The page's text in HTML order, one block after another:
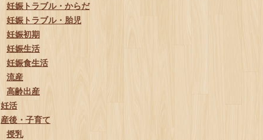
妊娠トラブル・からだ
妊娠トラブル・胎児
妊娠初期
妊娠生活
妊娠食生活
流産
高齢出産
妊活
産後・子育て
授乳